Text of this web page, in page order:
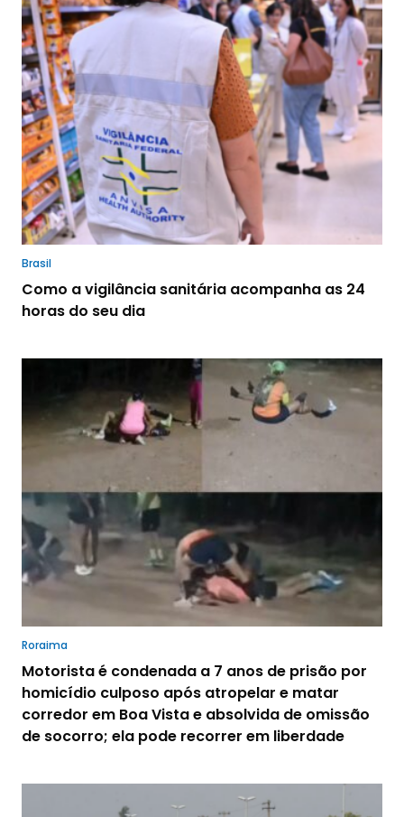
Brasil
Como a vigilância sanitária acompanha as 24
horas do seu dia
Roraima
Motorista é condenada a 7 anos de prisão por
homicídio culposo após atropelar e matar
corredor em Boa Vista e absolvida de omissão
de socorro; ela pode recorrer em liberdade